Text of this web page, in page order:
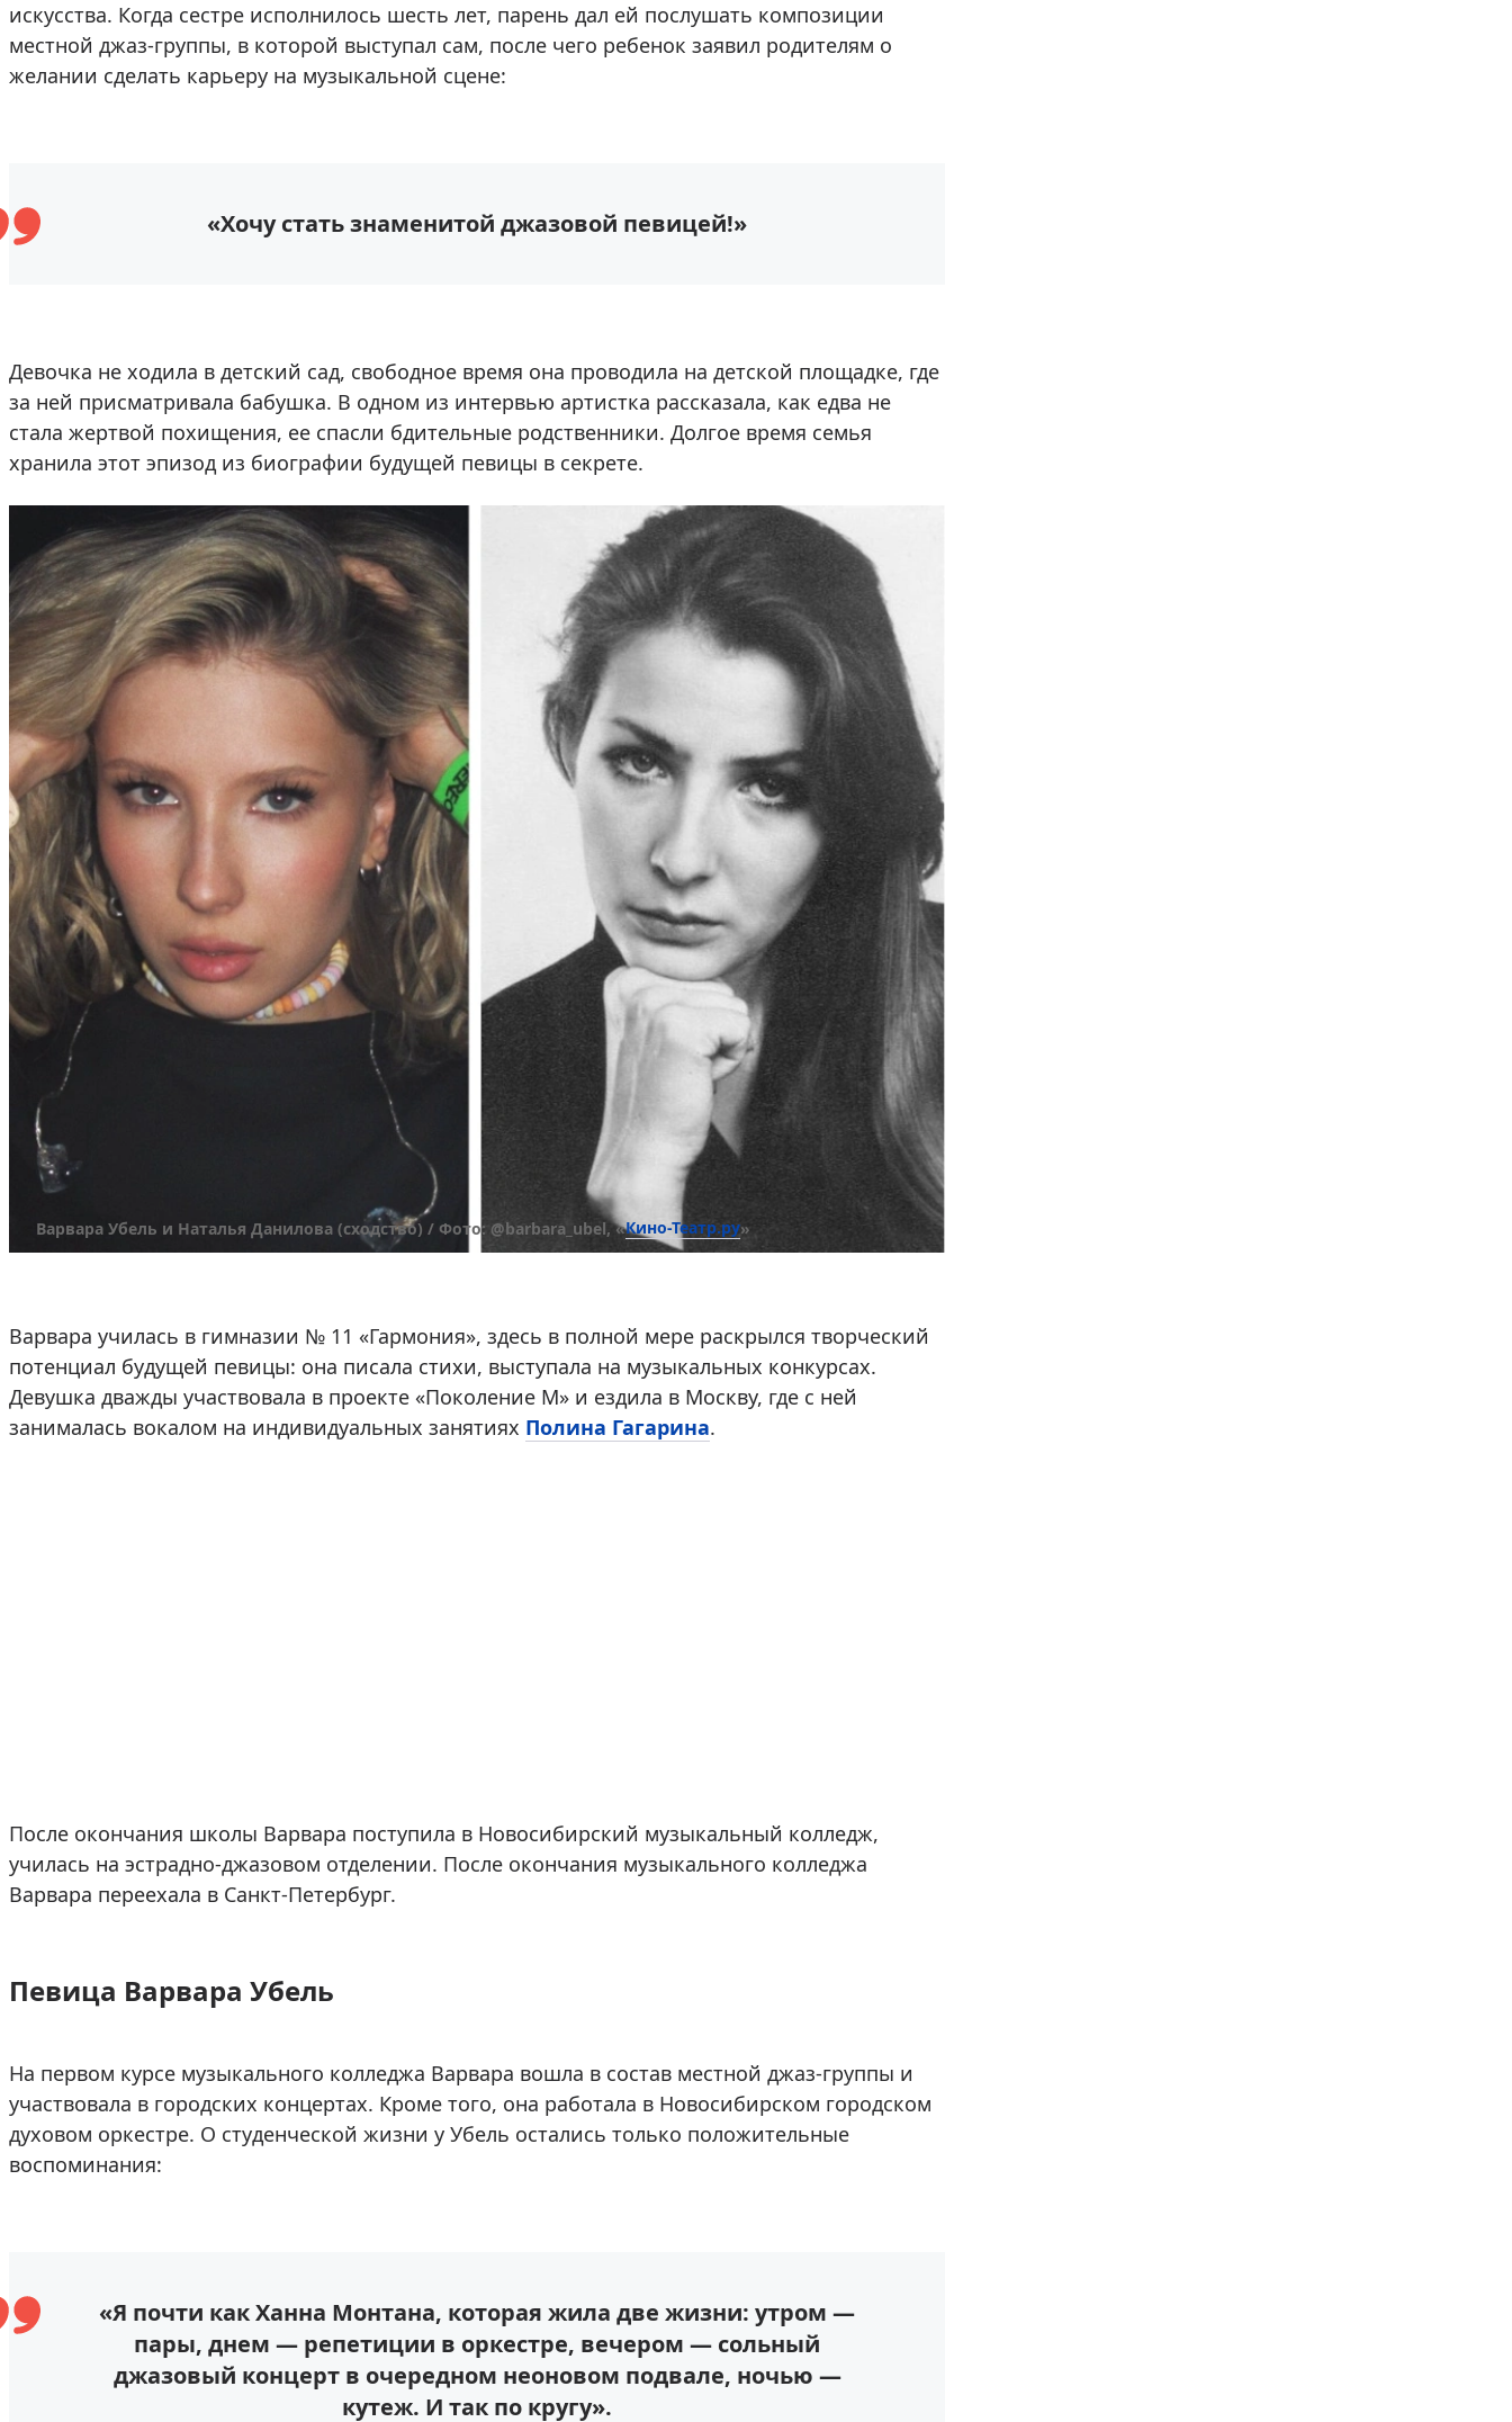
искусства. Когда сестре исполнилось шесть лет, парень дал ей послушать композиции
местной джаз-группы, в которой выступал сам, после чего ребенок заявил родителям о
желании сделать карьеру на музыкальной сцене:
«Хочу стать знаменитой джазовой певицей!»
Девочка не ходила в детский сад, свободное время она проводила на детской площадке, где
за ней присматривала бабушка. В одном из интервью артистка рассказала, как едва не
стала жертвой похищения, ее спасли бдительные родственники. Долгое время семья
хранила этот эпизод из биографии будущей певицы в секрете.
Варвара Убель и Наталья Данилова (сходство) / Фото: @barbara_ubel, «Кино-Театр.ру»
Варвара училась в гимназии № 11 «Гармония», здесь в полной мере раскрылся творческий
потенциал будущей певицы: она писала стихи, выступала на музыкальных конкурсах.
Девушка дважды участвовала в проекте «Поколение М» и ездила в Москву, где с ней
занималась вокалом на индивидуальных занятиях Полина Гагарина.
После окончания школы Варвара поступила в Новосибирский музыкальный колледж,
училась на эстрадно-джазовом отделении. После окончания музыкального колледжа
Варвара переехала в Санкт-Петербург.
Певица Варвара Убель
На первом курсе музыкального колледжа Варвара вошла в состав местной джаз-группы и
участвовала в городских концертах. Кроме того, она работала в Новосибирском городском
духовом оркестре. О студенческой жизни у Убель остались только положительные
воспоминания:
«Я почти как Ханна Монтана, которая жила две жизни: утром —
пары, днем — репетиции в оркестре, вечером — сольный
джазовый концерт в очередном неоновом подвале, ночью —
кутеж. И так по кругу».